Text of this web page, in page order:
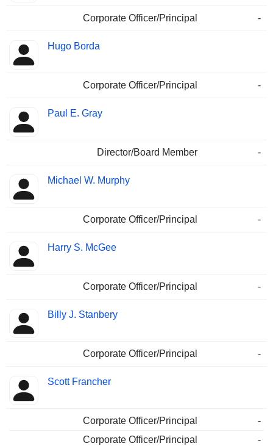
Corporate Officer/Principal -
Hugo Borda
Corporate Officer/Principal -
Paul E. Gray
Director/Board Member -
Michael W. Murphy
Corporate Officer/Principal -
Harry S. McGee
Corporate Officer/Principal -
Billy J. Stanbery
Corporate Officer/Principal -
Scott Francher
Corporate Officer/Principal
-
Corporate Officer/Principal
-